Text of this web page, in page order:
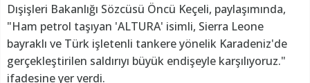
Dışişleri Bakanlığı Sözcüsü Öncü Keçeli, paylaşımında,
"Ham petrol taşıyan 'ALTURA' isimli, Sierra Leone
bayraklı ve Türk işletenli tankere yönelik Karadeniz'de
gerçekleştirilen saldırıyı büyük endişeyle karşılıyoruz."
ifadesine yer verdi.